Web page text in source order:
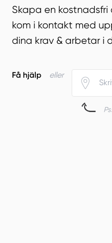
Skapa en
kom i kontakt med
dina krav & arbetar i
Få hjälp eller